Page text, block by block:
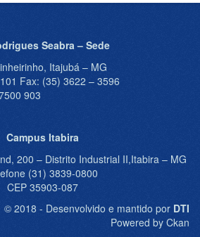
Seabra – Sede
Itajubá – MG
Fax: (35) 3622 – 3596
903
Campus Itabira
200 – Distrito Industrial II,Itabira – MG
(31) 3839-0800
CEP 35903-087
© 2018 - Desenvolvido e mantido por DTI
Powered by Ckan